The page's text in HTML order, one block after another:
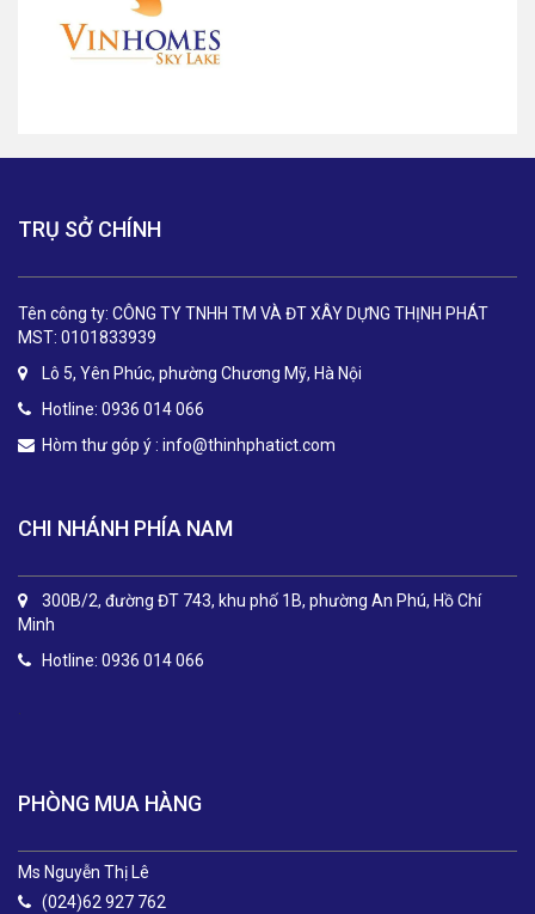
TRỤ SỞ CHÍNH
Tên công ty: CÔNG TY TNHH TM VÀ ĐT XÂY DỰNG THỊNH PHÁT
MST: 0101833939
Lô 5, Yên Phúc, phường Chương Mỹ, Hà Nội
Hotline: 0936 014 066
Hòm thư góp ý : info@thinhphatict.com
CHI NHÁNH PHÍA NAM
300B/2, đường ĐT 743, khu phố 1B, phường An Phú, Hồ Chí
Minh
Hotline: 0936 014 066
PHÒNG MUA HÀNG
Ms Nguyễn Thị Lê
(024)62 927 762